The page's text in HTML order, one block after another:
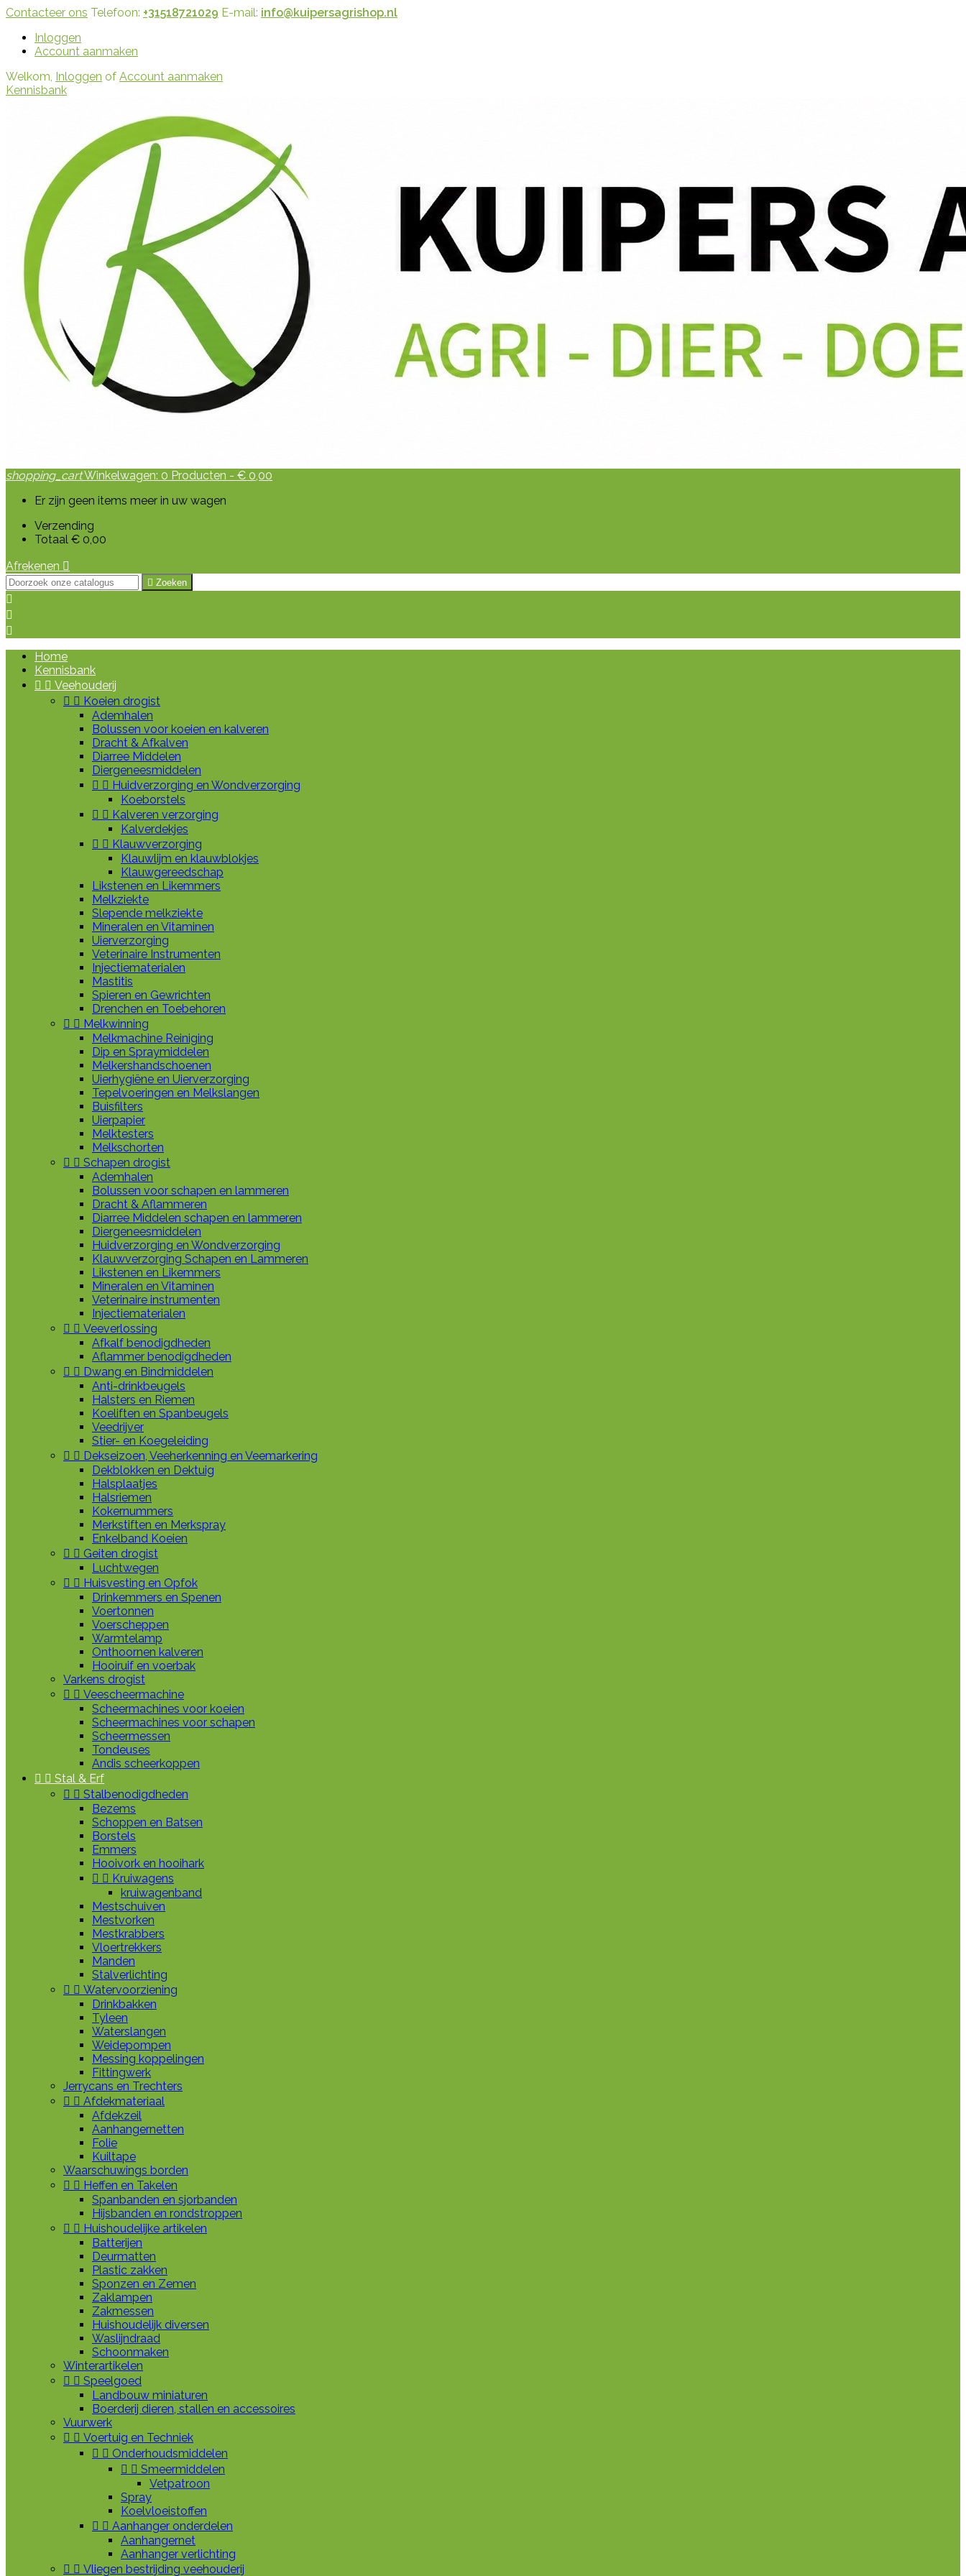
Contacteer ons Telefoon: +31518721029 E-mail: info@kuipersagrishop.nl
Inloggen
Account aanmaken
Welkom, Inloggen of Account aanmaken
Kennisbank
shopping_cartWinkelwagen: 0 Producten - € 0,00
Er zijn geen items meer in uw wagen
Verzending
Totaal € 0,00
Afrekenen 
 Zoeken



Home
Kennisbank
  Veehouderij
  Koeien drogist
Ademhalen
Bolussen voor koeien en kalveren
Dracht & Afkalven
Diarree Middelen
Diergeneesmiddelen
  Huidverzorging en Wondverzorging
Koeborstels
  Kalveren verzorging
Kalverdekjes
  Klauwverzorging
Klauwlijm en klauwblokjes
Klauwgereedschap
Likstenen en Likemmers
Melkziekte
Slepende melkziekte
Mineralen en Vitaminen
Uierverzorging
Veterinaire Instrumenten
Injectiematerialen
Mastitis
Spieren en Gewrichten
Drenchen en Toebehoren
  Melkwinning
Melkmachine Reiniging
Dip en Spraymiddelen
Melkershandschoenen
Uierhygiëne en Uierverzorging
Tepelvoeringen en Melkslangen
Buisfilters
Uierpapier
Melktesters
Melkschorten
  Schapen drogist
Ademhalen
Bolussen voor schapen en lammeren
Dracht & Aflammeren
Diarree Middelen schapen en lammeren
Diergeneesmiddelen
Huidverzorging en Wondverzorging
Klauwverzorging Schapen en Lammeren
Likstenen en Likemmers
Mineralen en Vitaminen
Veterinaire instrumenten
Injectiematerialen
  Veeverlossing
Afkalf benodigdheden
Aflammer benodigdheden
  Dwang en Bindmiddelen
Anti-drinkbeugels
Halsters en Riemen
Koeliften en Spanbeugels
Veedrijver
Stier- en Koegeleiding
  Dekseizoen, Veeherkenning en Veemarkering
Dekblokken en Dektuig
Halsplaatjes
Halsriemen
Kokernummers
Merkstiften en Merkspray
Enkelband Koeien
  Geiten drogist
Luchtwegen
  Huisvesting en Opfok
Drinkemmers en Spenen
Voertonnen
Voerscheppen
Warmtelamp
Onthoornen kalveren
Hooiruif en voerbak
Varkens drogist
  Veescheermachine
Scheermachines voor koeien
Scheermachines voor schapen
Scheermessen
Tondeuses
Andis scheerkoppen
  Stal & Erf
  Stalbenodigdheden
Bezems
Schoppen en Batsen
Borstels
Emmers
Hooivork en hooihark
  Kruiwagens
kruiwagenband
Mestschuiven
Mestvorken
Mestkrabbers
Vloertrekkers
Manden
Stalverlichting
  Watervoorziening
Drinkbakken
Tyleen
Waterslangen
Weidepompen
Messing koppelingen
Fittingwerk
Jerrycans en Trechters
  Afdekmateriaal
Afdekzeil
Aanhangernetten
Folie
Kuiltape
Waarschuwings borden
  Heffen en Takelen
Spanbanden en sjorbanden
Hijsbanden en rondstroppen
  Huishoudelijke artikelen
Batterijen
Deurmatten
Plastic zakken
Sponzen en Zemen
Zaklampen
Zakmessen
Huishoudelijk diversen
Waslijndraad
Schoonmaken
Winterartikelen
  Speelgoed
Landbouw miniaturen
Boerderij dieren, stallen en accessoires
Vuurwerk
  Voertuig en Techniek
  Onderhoudsmiddelen
  Smeermiddelen
Vetpatroon
Spray
Koelvloeistoffen
  Aanhanger onderdelen
Aanhangernet
Aanhanger verlichting
  Vliegen bestrijding veehouderij